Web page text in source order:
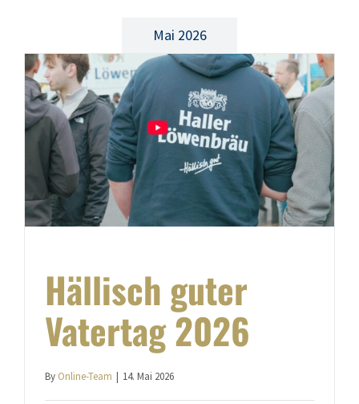
Mai 2026
Hällisch guter
Vatertag 2026
By Online-Team | 14. Mai 2026